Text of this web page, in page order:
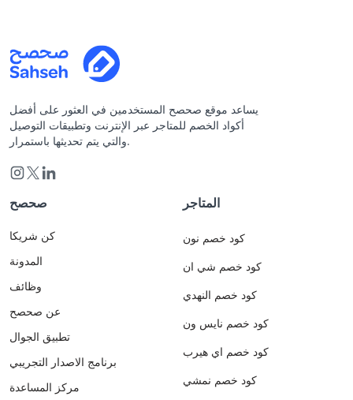
يساعد موقع صحصح المستخدمين في العثور على أفضل
أكواد الخصم للمتاجر عبر الإنترنت وتطبيقات التوصيل
والتي يتم تحديثها باستمرار.
صحصح
كن شريكا
المدونة
وظائف
عن صحصح
تطبيق الجوال
برنامج الاصدار التجريبي
مركز المساعدة
المتاجر
كود خصم نون
كود خصم شي ان
كود خصم النهدي
كود خصم نايس ون
كود خصم اي هيرب
كود خصم نمشي